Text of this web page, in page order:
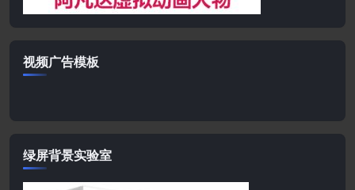
视频广告模板
绿屏背景实验室